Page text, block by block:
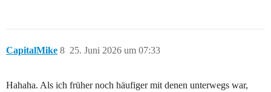
CapitalMike 25. Juni 2026 um 07:33
8
Hahaha. Als ich früher noch häufiger mit denen unterwegs war,